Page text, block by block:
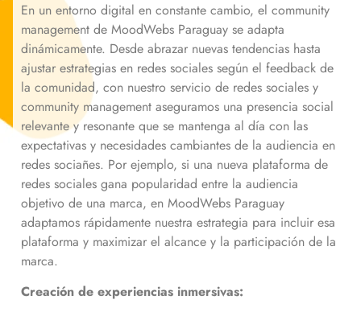
En un entorno digital en constante cambio, el community
management de MoodWebs Paraguay se adapta
dinámicamente. Desde abrazar nuevas tendencias hasta
ajustar estrategias en redes sociales según el feedback de
la comunidad, con nuestro servicio de redes sociales y
community management aseguramos una presencia social
relevante y resonante que se mantenga al día con las
expectativas y necesidades cambiantes de la audiencia en
redes sociañes. Por ejemplo, si una nueva plataforma de
redes sociales gana popularidad entre la audiencia
objetivo de una marca, en MoodWebs Paraguay
adaptamos rápidamente nuestra estrategia para incluir esa
plataforma y maximizar el alcance y la participación de la
marca.
Creación de experiencias inmersivas: